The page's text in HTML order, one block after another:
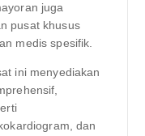
juga
pusat khusus
medis spesifik.
ini menyediakan
dan